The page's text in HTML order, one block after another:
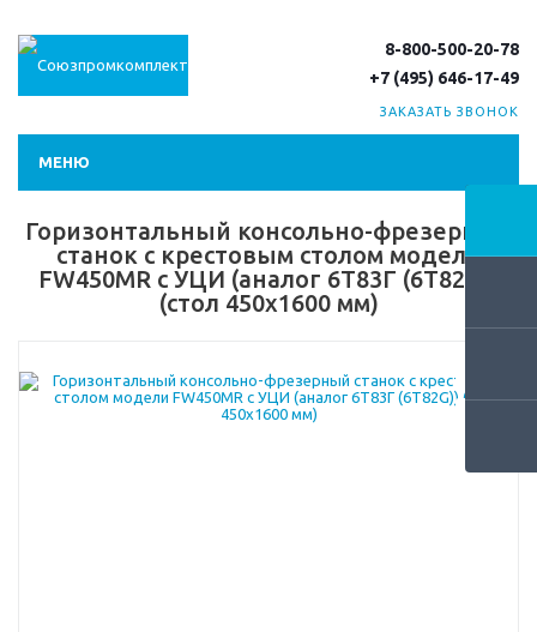
8-800-500-20-78
+7 (495) 646-17-49
ЗАКАЗАТЬ ЗВОНОК
МЕНЮ
Горизонтальный консольно-фрезерный
станок с крестовым столом модели
FW450MR с УЦИ (аналог 6Т83Г (6T82G))
(стол 450х1600 мм)